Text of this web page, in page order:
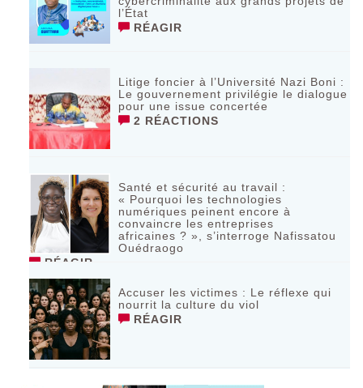
l’État
RÉAGIR
Litige foncier à l’Université Nazi Boni :
Le gouvernement privilégie le dialogue
pour une issue concertée
2 RÉACTIONS
Santé et sécurité au travail :
« Pourquoi les technologies
numériques peinent encore à
convaincre les entreprises
africaines ? », s’interroge Nafissatou
Ouédraogo
RÉAGIR
Accuser les victimes : Le réflexe qui
nourrit la culture du viol
RÉAGIR